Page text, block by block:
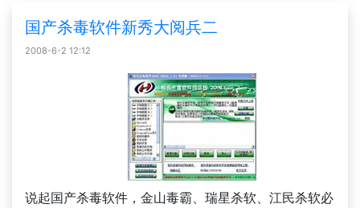
国产杀毒软件新秀大阅兵二
2008-6-2 12:12
说起国产杀毒软件，金山毒霸、瑞星杀软、江民杀软必